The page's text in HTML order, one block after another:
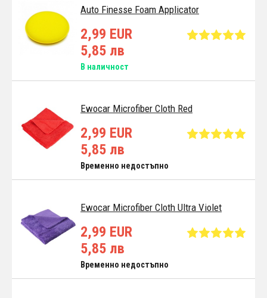
Auto Finesse Foam Applicator
2,99 EUR
5,85 лв
В наличност
Ewocar Microfiber Cloth Red
2,99 EUR
5,85 лв
Временно недостъпно
Ewocar Microfiber Cloth Ultra Violet
2,99 EUR
5,85 лв
Временно недостъпно